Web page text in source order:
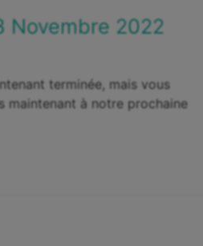
Novembre 2022
terminée, mais vous
maintenant à notre prochaine